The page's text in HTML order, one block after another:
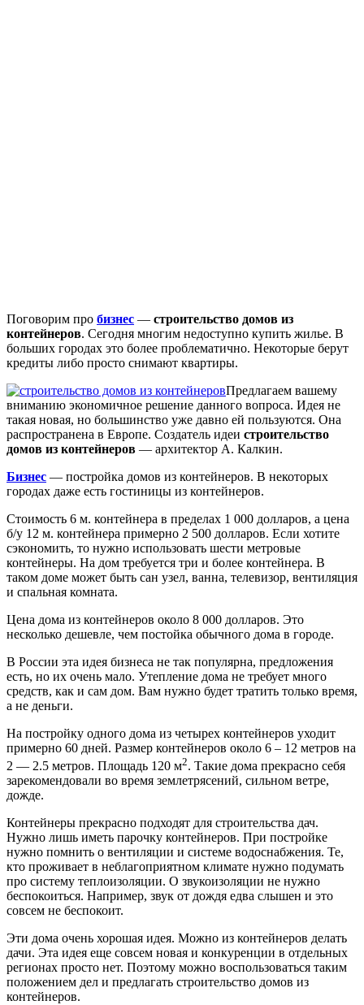
Поговорим про бизнес — строительство домов из
контейнеров. Сегодня многим недоступно купить жилье. В
больших городах это более проблематично. Некоторые берут
кредиты либо просто снимают квартиры.
Предлагаем вашему
вниманию экономичное решение данного вопроса. Идея не
такая новая, но большинство уже давно ей пользуются. Она
распространена в Европе. Создатель идеи строительство
домов из контейнеров — архитектор А. Калкин.
Бизнес — постройка домов из контейнеров. В некоторых
городах даже есть гостиницы из контейнеров.
Стоимость 6 м. контейнера в пределах 1 000 долларов, а цена
б/у 12 м. контейнера примерно 2 500 долларов. Если хотите
сэкономить, то нужно использовать шести метровые
контейнеры. На дом требуется три и более контейнера. В
таком доме может быть сан узел, ванна, телевизор, вентиляция
и спальная комната.
Цена дома из контейнеров около 8 000 долларов. Это
несколько дешевле, чем постойка обычного дома в городе.
В России эта идея бизнеса не так популярна, предложения
есть, но их очень мало. Утепление дома не требует много
средств, как и сам дом. Вам нужно будет тратить только время,
а не деньги.
На постройку одного дома из четырех контейнеров уходит
примерно 60 дней. Размер контейнеров около 6 – 12 метров на
2 — 2.5 метров. Площадь 120 м2. Такие дома прекрасно себя
зарекомендовали во время землетрясений, сильном ветре,
дожде.
Контейнеры прекрасно подходят для строительства дач.
Нужно лишь иметь парочку контейнеров. При постройке
нужно помнить о вентиляции и системе водоснабжения. Те,
кто проживает в неблагоприятном климате нужно подумать
про систему теплоизоляции. О звукоизоляции не нужно
беспокоиться. Например, звук от дождя едва слышен и это
совсем не беспокоит.
Эти дома очень хорошая идея. Можно из контейнеров делать
дачи. Эта идея еще совсем новая и конкуренции в отдельных
регионах просто нет. Поэтому можно воспользоваться таким
положением дел и предлагать строительство домов из
контейнеров.